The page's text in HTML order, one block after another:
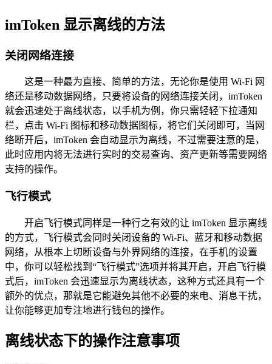
imToken 显示离线的方法
关闭网络连接
这是一种最为直接、简单的方法，无论你是使用 Wi-Fi 网
络还是移动数据网络，只要将设备的网络连接关闭，imToken
就会迅速处于离线状态，以手机为例，你只需轻轻下拉通知
栏，点击 Wi-Fi 图标和移动数据图标，将它们关闭即可，当网
络断开后，imToken 会自动显示为离线，不过需要注意的是，
此时应用内将无法进行实时的交易查询、资产更新等需要网络
支持的操作。
飞行模式
开启飞行模式同样是一种行之有效的让 imToken 显示离线
的方式，飞行模式会同时关闭设备的 Wi-Fi、蓝牙和移动数据
网络，从根本上切断设备与外界网络的连接，在手机的设置
中，你可以轻松找到“飞行模式”选项并将其开启，开启飞行模
式后，imToken 会迅速显示为离线状态，这种方式还具有一个
额外的优点，那就是它能避免其他不必要的来电、消息干扰，
让你能够更加专注地进行钱包的操作。
离线状态下的操作注意事项